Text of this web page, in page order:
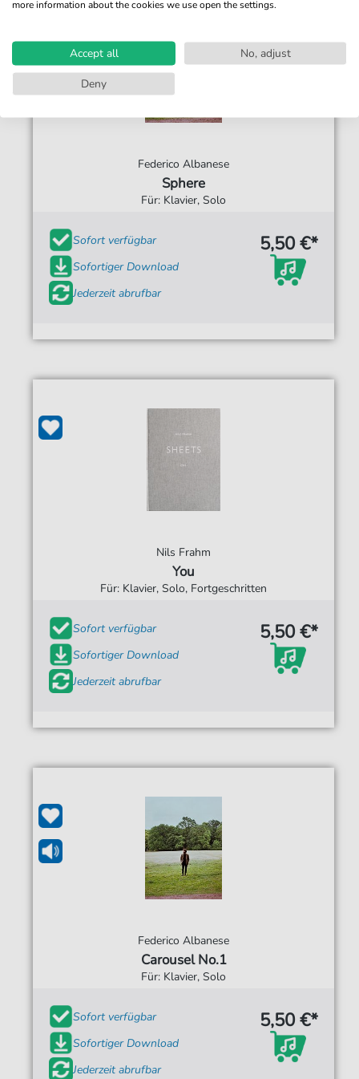
Federico Albanese
Sphere
Für: Klavier, Solo
Sofort verfügbar
Sofortiger Download
Jederzeit abrufbar
5,50 €*
Nils Frahm
You
Für: Klavier, Solo, Fortgeschritten
Sofort verfügbar
Sofortiger Download
Jederzeit abrufbar
5,50 €*
Federico Albanese
Carousel No.1
Für: Klavier, Solo
Sofort verfügbar
Sofortiger Download
Jederzeit abrufbar
5,50 €*
more information about the cookies we use open the settings.
Accept all
No, adjust
Deny